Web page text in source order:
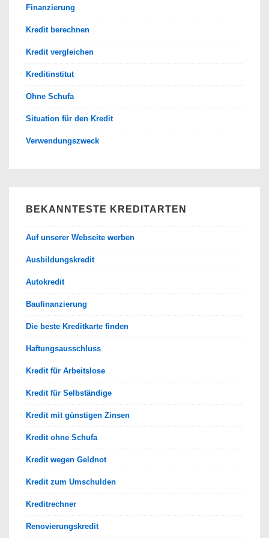
Finanzierung
Kredit berechnen
Kredit vergleichen
Kreditinstitut
Ohne Schufa
Situation für den Kredit
Verwendungszweck
BEKANNTESTE KREDITARTEN
Auf unserer Webseite werben
Ausbildungskredit
Autokredit
Baufinanzierung
Die beste Kreditkarte finden
Haftungsausschluss
Kredit für Arbeitslose
Kredit für Selbständige
Kredit mit günstigen Zinsen
Kredit ohne Schufa
Kredit wegen Geldnot
Kredit zum Umschulden
Kreditrechner
Renovierungskredit